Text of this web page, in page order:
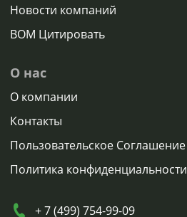
Новости компаний
BOM Цитировать
О нас
О компании
Контакты
Пользовательское Соглашение
Политика конфиденциальности
+ 7 (499) 754-99-09